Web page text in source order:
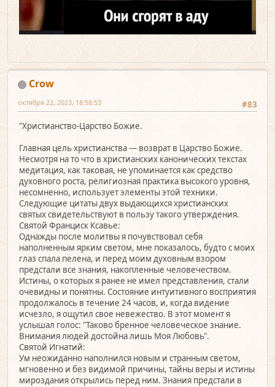
Crow
#83
октября 22, 2023, 18:58:53
"Христианство-Царство Божие.
Главная цель христианства — возврат в Царство Божие.
Несмотря на то что в христианских канонических текстах
медитация, как таковая, не упоминается как средство
духовного роста, религиозная практика высокого уровня,
несомненно, использует элементы этой техники.
Следующие цитаты двух выдающихся христианских
святых свидетельствуют в пользу такого утверждения.
Святой Франциск Ксавье:
Однажды после молитвы я почувствовал себя
наполненным ярким светом, мне показалось, будто с моих
глаз спала пелена, и перед моим духовным взором
предстали все знания, накопленные человечеством.
Истины, о которых я ранее не имел представления, стали
очевидны и понятны. Состояние интуитивного восприятия
продолжалось в течение 24 часов, и, когда видение
исчезло, я ощутил свое невежество. В этот момент я
услышал голос: "Таково бренное человеческое знание.
Внимания людей достойна лишь Моя Любовь".
Святой Игнатий:
Ум неожиданно наполнился новым и странным светом,
мгновенно и без видимой причины, тайны веры и истины
мироздания открылись перед ним. Знания предстали в